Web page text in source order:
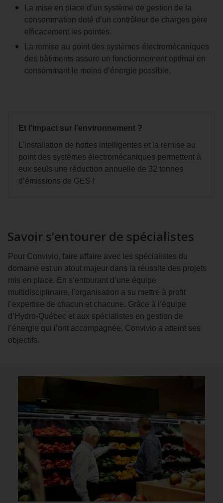
La mise en place d’un système de gestion de la
consommation doté d’un contrôleur de charges gère
efficacement les pointes.
La remise au point des systèmes électromécaniques
des bâtiments assure un fonctionnement optimal en
consommant le moins d’énergie possible.
Et l’impact sur l’environnement ?
L'installation de hottes intelligentes et la remise au
point des systèmes électromécaniques permettent à
eux seuls une réduction annuelle de 32 tonnes
d’émissions de GES !
Savoir s’entourer de spécialistes
Pour Convivio, faire affaire avec les spécialistes du
domaine est un atout majeur dans la réussite des projets
mis en place. En s’entourant d’une équipe
multidisciplinaire, l'organisation a su mettre à profit
l’expertise de chacun et chacune. Grâce à l’équipe
d’Hydro‑Québec et aux spécialistes en gestion de
l’énergie qui l’ont accompagnée, Convivio a atteint ses
objectifs.